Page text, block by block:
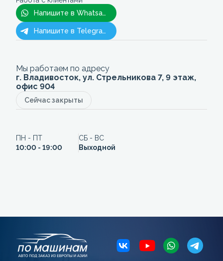
Напишите в Whatsapp
Напишите в Telegram
Мы работаем по адресу
г. Владивосток, ул. Стрельникова 7, 9 этаж,
офис 904
Сейчас закрыты
ПН - ПТ
10:00 - 19:00
СБ - ВС
Выходной